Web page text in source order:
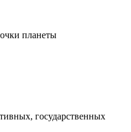
планеты
государственных